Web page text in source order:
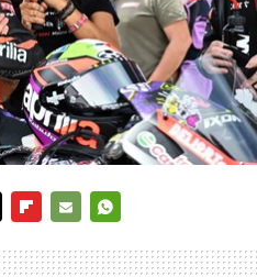
MAIL